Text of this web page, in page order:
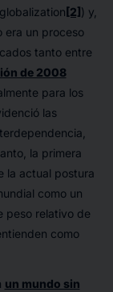
[2] ) y,
era un proceso
tanto entre
de 2008
para los
las
la primera
la actual postura
como un
peso relativo de
como
un mundo sin